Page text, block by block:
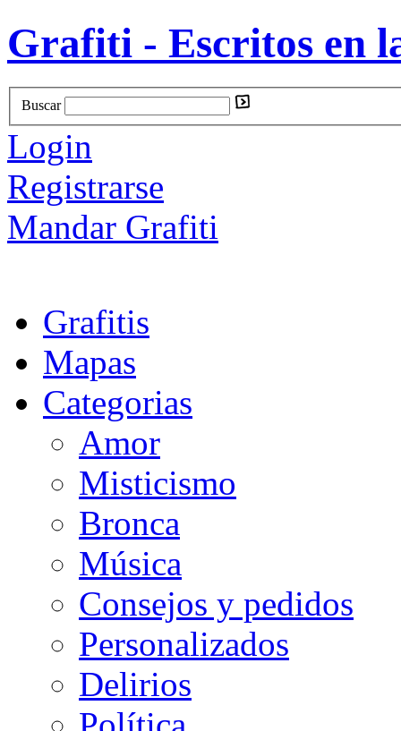
Grafiti - Escritos en
Buscar
Login
Registrarse
Mandar Grafiti
Grafitis
Mapas
Categorias
Amor
Misticismo
Bronca
Música
Consejos y pedidos
Personalizados
Delirios